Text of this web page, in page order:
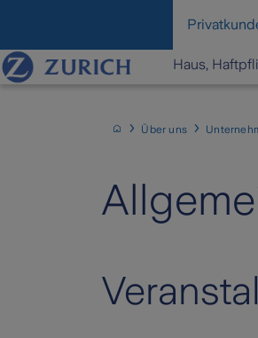
Haus,
Über uns